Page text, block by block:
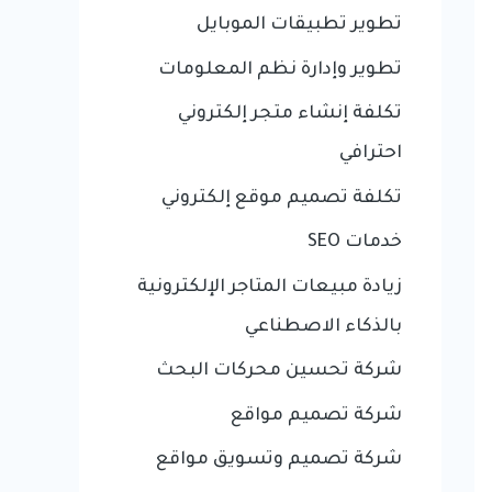
تطوير تطبيقات الموبايل
تطوير وإدارة نظم المعلومات
تكلفة إنشاء متجر إلكتروني
احترافي
تكلفة تصميم موقع إلكتروني
خدمات SEO
زيادة مبيعات المتاجر الإلكترونية
بالذكاء الاصطناعي
شركة تحسين محركات البحث
شركة تصميم مواقع
شركة تصميم وتسويق مواقع